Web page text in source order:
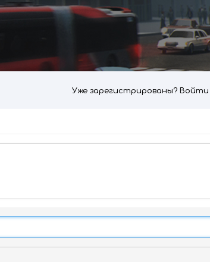
Уже зарегистрированы? Войти